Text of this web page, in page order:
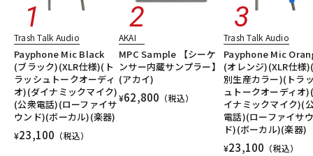
Trash Talk Audio
Payphone Mic Black
(ブラック)(XLR仕様)(ト
ラッシュトークオーディ
オ)(ダイナミックマイク)
(公衆電話)(ローファイサ
ウンド)(ボーカル)(楽器)
¥23,100 （税込）
AKAI
MPC Sample 【シーケ
ンサー内蔵サンプラー】
(アカイ)
¥62,800 （税込）
Trash Talk Audio
Payphone Mic
(オレンジ)(XLR仕様
別生産カラー)(トラ
ュトークオーディオ
イナミックマイク)(
電話)(ローファイサ
ド)(ボーカル)(楽器)
¥23,100 （税込）